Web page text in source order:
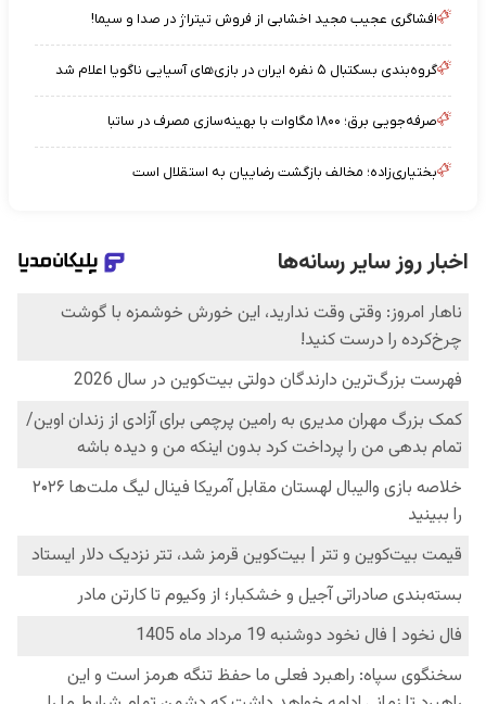
افشاگری عجیب مجید اخشابی از فروش تیتراژ در صدا و سیما!
گروه‌بندی بسکتبال ۵ نفره ایران در بازی‌های آسیایی ناگویا اعلام شد
صرفه‌جویی برق؛ ۱۸۰۰ مگاوات با بهینه‌سازی مصرف در ساتبا
بختیاری‌زاده؛ مخالف بازگشت رضاییان به استقلال است